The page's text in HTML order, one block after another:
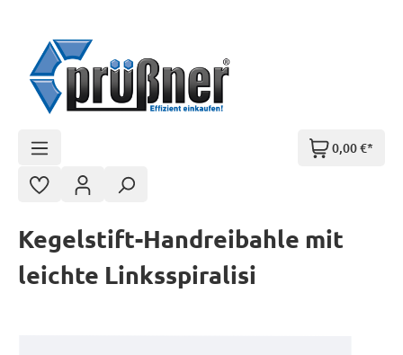
0,00 €*
Kegelstift-Handreibahle mit
leichte Linksspiralisi